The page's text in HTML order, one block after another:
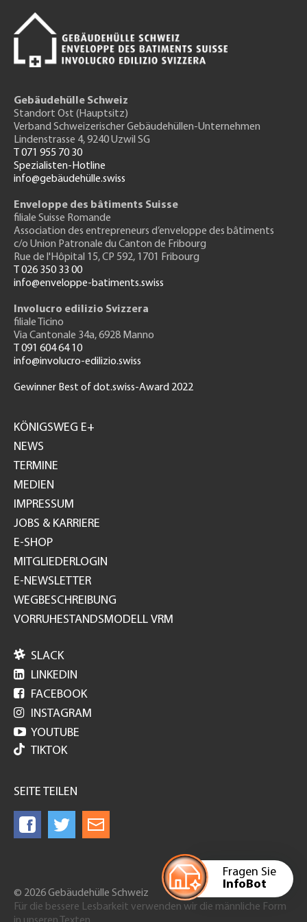
Fragen Sie
InfoBot
Gebäudehülle Schweiz
Standort Ost (Hauptsitz)
Verband Schweizerischer Gebäudehüllen-Unternehmen
Lindenstrasse 4, 9240 Uzwil SG
T 071 955 70 30
Spezialisten-Hotline
info@gebäudehülle.swiss
Enveloppe des bâtiments Suisse
filiale Suisse Romande
Association des entrepreneurs d’enveloppe des bâtiments
c/o Union Patronale du Canton de Fribourg
Rue de l'Hôpital 15, CP 592, 1701 Fribourg
T 026 350 33 00
info@enveloppe-batiments.swiss
Involucro edilizio Svizzera
filiale Ticino
Via Cantonale 34a, 6928 Manno
T 091 604 64 10
info@involucro-edilizio.swiss
Gewinner Best of dot.swiss-Award 2022
GH
KÖNIGSWEG E+
NEWS
TERMINE
MEDIEN
IMPRESSUM
JOBS & KARRIERE
E-SHOP
MITGLIEDERLOGIN
E-NEWSLETTER
WEGBESCHREIBUNG
VORRUHESTANDSMODELL VRM
 SLACK
 LINKEDIN
 FACEBOOK
 INSTAGRAM
 YOUTUBE
TIKTOK
SEITE TEILEN
© 2026 Gebäudehülle Schweiz
Für die bessere Lesbarkeit verwenden wir die männliche Form